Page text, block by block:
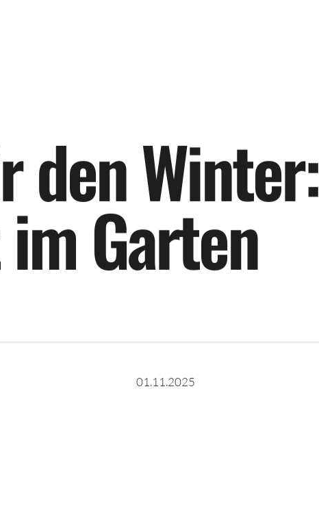
rdenWinter:
imGarten
01.11.2025